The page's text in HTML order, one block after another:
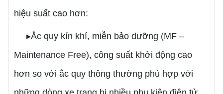
hiệu suất cao hơn:
▸Ắc quy kín khí, miễn bảo dưỡng (MF –
Maintenance Free), công suất khởi động cao
hơn so với ắc quy thông thường phù hợp với